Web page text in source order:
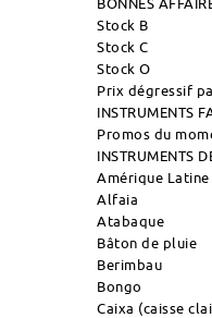
Stock B
Stock C
Stock O
Prix dégressif
INSTRUMENTS
Promos du
INSTRUMENTS
Amérique
Alfaia
Atabaque
Bâton de pluie
Berimbau
Bongo
Caixa (caisse